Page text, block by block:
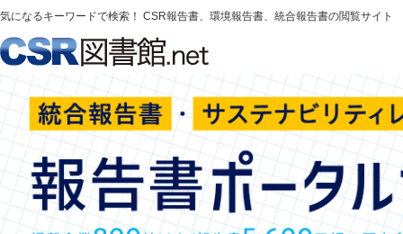
気になるキーワードで検索！ CSR報告書、環境報告書、統合報告書の閲覧サイト